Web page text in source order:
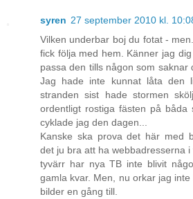
syren 27 september 2010 kl.
Vilken underbar boj du fotat -
fick följa med hem. Känner jag
passa den tills någon som saknar
Jag hade inte kunnat låta den
stranden sist hade stormen
ordentligt rostiga fästen på båda
cyklade jag den dagen...
Kanske ska prova det här med
det ju bra att ha webbadresserna
tyvärr har nya TB inte blivit
gamla kvar. Men, nu orkar jag
bilder en gång till.